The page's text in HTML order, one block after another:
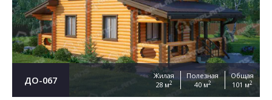
ДО-067
Жилая
28 м2
Полезная
40 м2
Общая
101 м2